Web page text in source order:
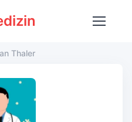
Thaler